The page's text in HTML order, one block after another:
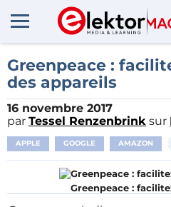
Greenpeace :
des appareils
16 novembre 2017
par Tessel Renzenbrink sur
APPLE GOOGLE AMAZON
Greenpeace :